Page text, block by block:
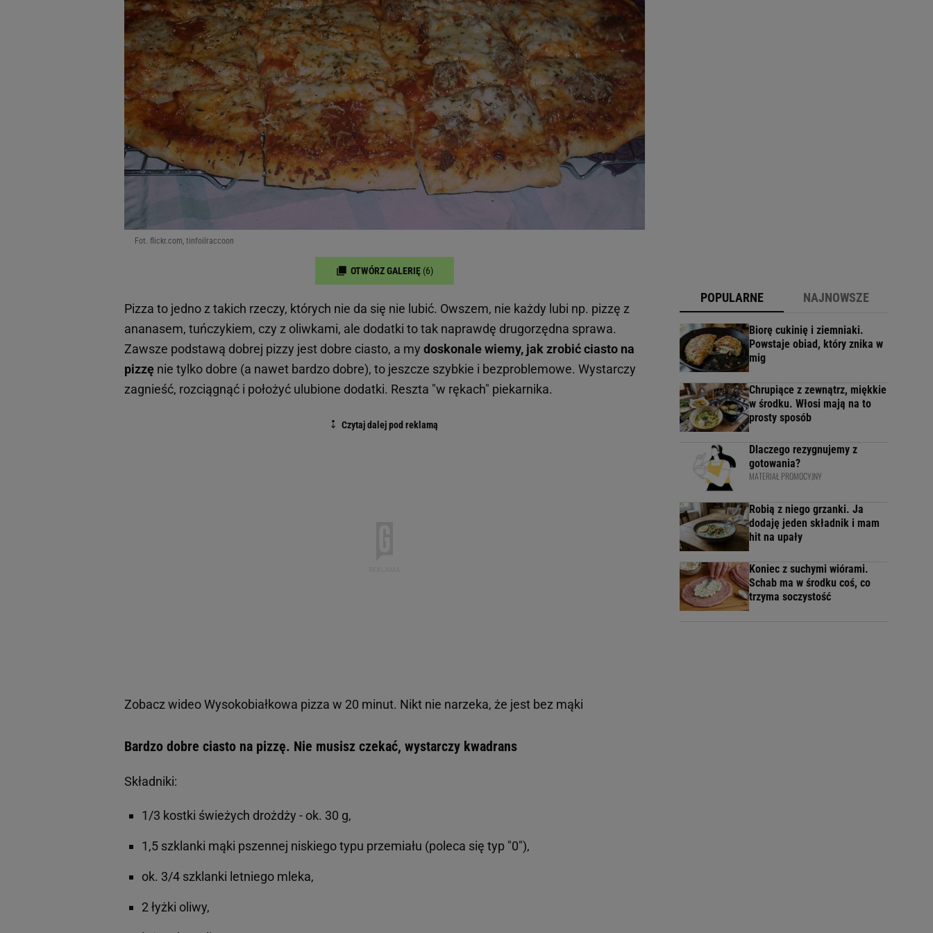
Fot. flickr.com, tinfoilraccoon
OTWÓRZ GALERIĘ (6)
Pizza to jedno z takich rzeczy, których nie da się nie lubić. Owszem, nie każdy lubi np. pizzę z
ananasem, tuńczykiem, czy z oliwkami, ale dodatki to tak naprawdę drugorzędna sprawa.
Zawsze podstawą dobrej pizzy jest dobre ciasto, a my doskonale wiemy, jak zrobić ciasto na
pizzę nie tylko dobre (a nawet bardzo dobre), to jeszcze szybkie i bezproblemowe. Wystarczy
zagnieść, rozciągnąć i położyć ulubione dodatki. Reszta "w rękach" piekarnika.
Zobacz wideoWysokobiałkowa pizza w 20 minut. Nikt nie narzeka, że jest bez mąki
Bardzo dobre ciasto na pizzę. Nie musisz czekać, wystarczy kwadrans
Składniki:
1/3 kostki świeżych drożdży - ok. 30 g,
1,5 szklanki mąki pszennej niskiego typu przemiału (poleca się typ "0"),
ok. 3/4 szklanki letniego mleka,
2 łyżki oliwy,
POPULARNE NAJNOWSZE
Biorę cukinię i ziemniaki.
Powstaje obiad, który znika w
mig
Chrupiące z zewnątrz, miękkie
w środku. Włosi mają na to
prosty sposób
Dlaczego rezygnujemy z
gotowania?
MATERIAŁ PROMOCYJNY
Robią z niego grzanki. Ja
dodaję jeden składnik i mam
hit na upały
Koniec z suchymi wiórami.
Schab ma w środku coś, co
trzyma soczystość